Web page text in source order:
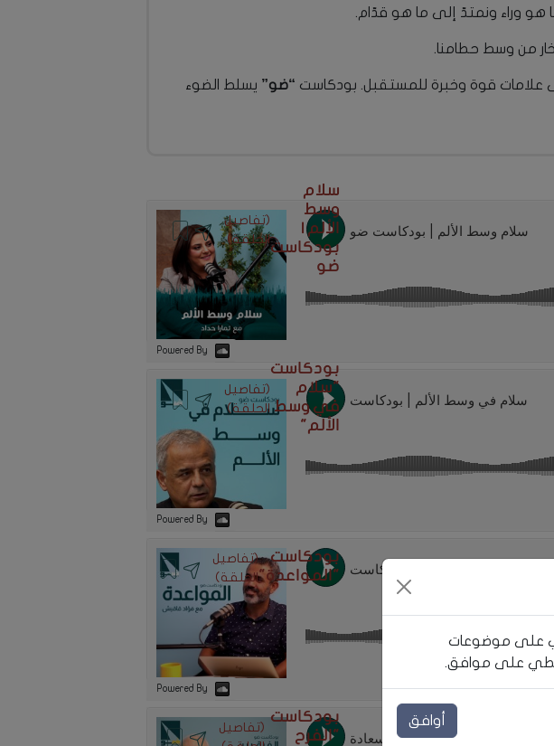
وراء ونمتدّ إلى ما هو قدّام.
من وسط حطامنا.
علامات قوة وخبرة للمستقبل. بودكاست “ضو” يسلط الضوء
سلام
وسط
الألم |
بودكاست
ضو
(تفاصيل
الحلقة)
Powered By
بودكاست
"سلام
في وسط
الألم"
(تفاصيل
الحلقة)
Powered By
بودكاست
"المواعدة"
(تفاصيل
الحلقة)
Powered By
بودكاست
"الفرح
(تفاصيل
على موضوعات
على موافق.
أوافق